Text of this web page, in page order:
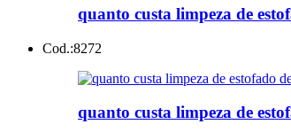
quanto custa limpeza de
Cod.:8272
quanto custa limpeza de